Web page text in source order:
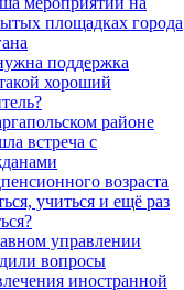
площадках города
поддержка
хороший
районе
встреча с
возраста
учиться и ещё раз
управлении
вопросы
иностранной